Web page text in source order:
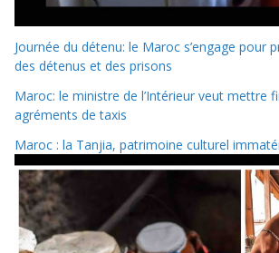
Journée du détenu: le Maroc s’engage pour
des détenus et des prisons
Maroc: le ministre de l’Intérieur veut mettre
agréments de taxis
Maroc : la Tanjia, patrimoine culturel